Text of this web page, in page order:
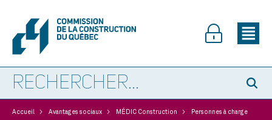
Accueil > Avantages sociaux > MÉDIC Construction > Personnes à charge